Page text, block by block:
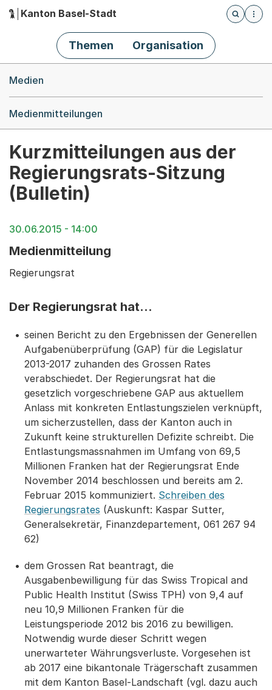
Hauptnavigation
Kanton Basel-Stadt
Öffnet
Themen Organisation
Medien
Medienmitteilungen
Kurzmitteilungen aus der
Regierungsrats-Sitzung
(Bulletin)
30.06.2015 - 14:00
Medienmitteilung
Regierungsrat
Der Regierungsrat hat...
seinen Bericht zu den Ergebnissen der Generellen
Aufgabenüberprüfung (GAP) für die Legislatur
2013-2017 zuhanden des Grossen Rates
verabschiedet. Der Regierungsrat hat die
gesetzlich vorgeschriebene GAP aus aktuellem
Anlass mit konkreten Entlastungszielen verknüpft,
um sicherzustellen, dass der Kanton auch in
Zukunft keine strukturellen Defizite schreibt. Die
Entlastungsmassnahmen im Umfang von 69,5
Millionen Franken hat der Regierungsrat Ende
November 2014 beschlossen und bereits am 2.
Februar 2015 kommuniziert. Schreiben des
Regierungsrates (Auskunft: Kaspar Sutter,
Generalsekretär, Finanzdepartement, 061 267 94
62)
dem Grossen Rat beantragt, die
Ausgabenbewilligung für das Swiss Tropical and
Public Health Institut (Swiss TPH) von 9,4 auf
neu 10,9 Millionen Franken für die
Leistungsperiode 2012 bis 2016 zu bewilligen.
Notwendig wurde dieser Schritt wegen
unerwarteter Währungsverluste. Vorgesehen ist
ab 2017 eine bikantonale Trägerschaft zusammen
mit dem Kanton Basel-Landschaft (vgl. dazu auch